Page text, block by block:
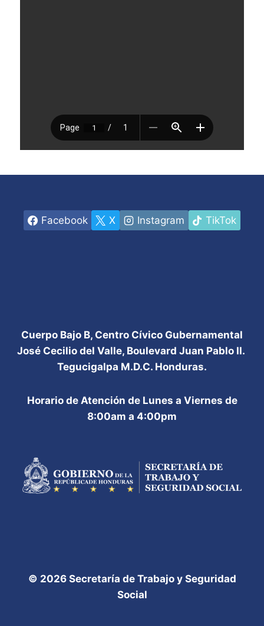
Facebook X Instagram TikTok
Cuerpo Bajo B, Centro Cívico Gubernamental
José Cecilio del Valle, Boulevard Juan Pablo II.
Tegucigalpa M.D.C. Honduras.
Horario de Atención de Lunes a Viernes de
8:00am a 4:00pm
© 2026 Secretaría de Trabajo y Seguridad
Social